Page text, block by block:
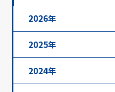
2026年
2025年
2024年